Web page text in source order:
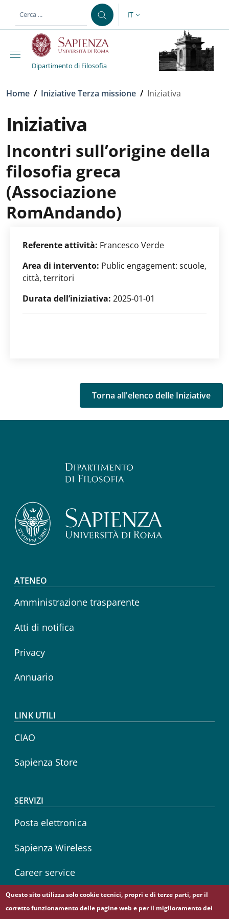
al contenuto principale
SELETTORE LINGUA:
IT
Dipartimento di Filosofia
Briciole di pane
Home / Iniziative Terza missione / Iniziativa
Iniziativa
Incontri sull’origine della
filosofia greca
(Associazione
RomAndando)
Referente attività: Francesco Verde
Area di intervento: Public engagement: scuole,
città, territori
Durata dell’iniziativa: 2025-01-01
Torna all'elenco delle Iniziative
Footer menu
ATENEO
Amministrazione trasparente
Atti di notifica
Privacy
Annuario
LINK UTILI
CIAO
Sapienza Store
SERVIZI
Posta elettronica
Sapienza Wireless
Career service
Questo sito utilizza solo cookie tecnici, propri e di terze parti, per il
corretto funzionamento delle pagine web e per il miglioramento dei